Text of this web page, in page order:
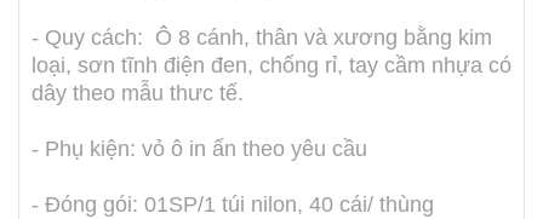
- Quy cách: Ô 8 cánh, thân và xương bằng kim
loại, sơn tĩnh điện đen, chống rỉ, tay cầm nhựa có
dây theo mẫu thưc tế.
- Phụ kiện: vỏ ô in ấn theo yêu cầu
- Đóng gói: 01SP/1 túi nilon, 40 cái/ thùng